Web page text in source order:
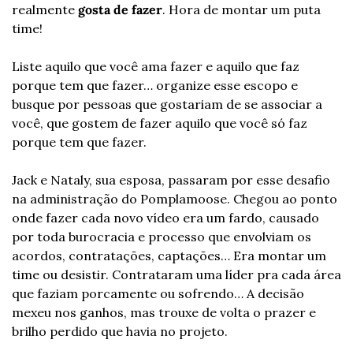
realmente gosta de fazer. Hora de montar um puta
time!
Liste aquilo que você ama fazer e aquilo que faz
porque tem que fazer… organize esse escopo e
busque por pessoas que gostariam de se associar a
você, que gostem de fazer aquilo que você só faz
porque tem que fazer.
Jack e Nataly, sua esposa, passaram por esse desafio
na administração do Pomplamoose. Chegou ao ponto
onde fazer cada novo vídeo era um fardo, causado
por toda burocracia e processo que envolviam os
acordos, contratações, captações… Era montar um
time ou desistir. Contrataram uma líder pra cada área
que faziam porcamente ou sofrendo… A decisão
mexeu nos ganhos, mas trouxe de volta o prazer e
brilho perdido que havia no projeto.